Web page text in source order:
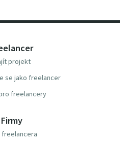
projekt
se jako freelancer
freelancery
Firmy
freelancera